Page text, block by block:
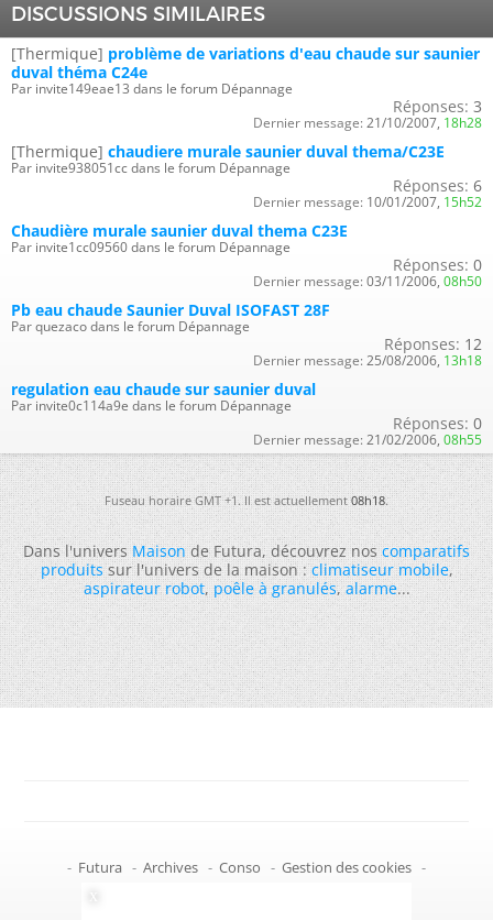
DISCUSSIONS SIMILAIRES
[Thermique] problème de variations d'eau chaude sur saunier
duval théma C24e
Par invite149eae13 dans le forum Dépannage
Réponses: 3
Dernier message: 21/10/2007, 18h28
[Thermique] chaudiere murale saunier duval thema/C23E
Par invite938051cc dans le forum Dépannage
Réponses: 6
Dernier message: 10/01/2007, 15h52
Chaudière murale saunier duval thema C23E
Par invite1cc09560 dans le forum Dépannage
Réponses: 0
Dernier message: 03/11/2006, 08h50
Pb eau chaude Saunier Duval ISOFAST 28F
Par quezaco dans le forum Dépannage
Réponses: 12
Dernier message: 25/08/2006, 13h18
regulation eau chaude sur saunier duval
Par invite0c114a9e dans le forum Dépannage
Réponses: 0
Dernier message: 21/02/2006, 08h55
Fuseau horaire GMT +1. Il est actuellement08h18.
Dans l'universMaisonde Futura, découvrez noscomparatifs
produitssur l'univers de la maison :climatiseur mobile,
aspirateur robot,poêle à granulés,alarme...
- Futura - Archives - Conso - Gestion des cookies -